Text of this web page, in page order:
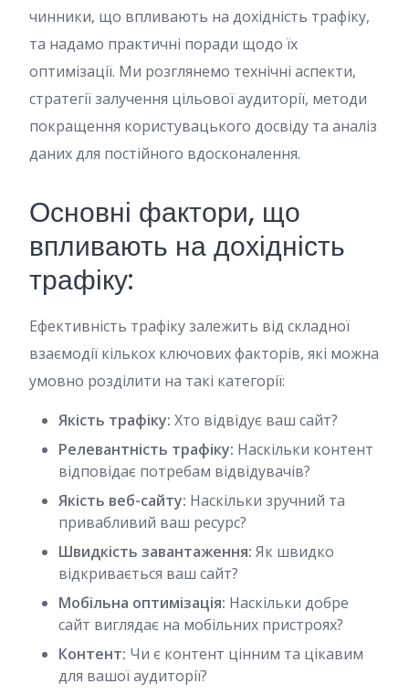
чинники, що впливають на дохідність трафіку,
та надамо практичні поради щодо їх
оптимізації. Ми розглянемо технічні аспекти,
стратегії залучення цільової аудиторії, методи
покращення користувацького досвіду та аналіз
даних для постійного вдосконалення.
Основні фактори, що
впливають на дохідність
трафіку:
Ефективність трафіку залежить від складної
взаємодії кількох ключових факторів, які можна
умовно розділити на такі категорії:
Якість трафіку: Хто відвідує ваш сайт?
Релевантність трафіку: Наскільки контент
відповідає потребам відвідувачів?
Якість веб-сайту: Наскільки зручний та
привабливий ваш ресурс?
Швидкість завантаження: Як швидко
відкривається ваш сайт?
Мобільна оптимізація: Наскільки добре
сайт виглядає на мобільних пристроях?
Контент: Чи є контент цінним та цікавим
для вашої аудиторії?